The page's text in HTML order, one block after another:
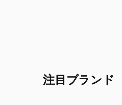
注目ブランド